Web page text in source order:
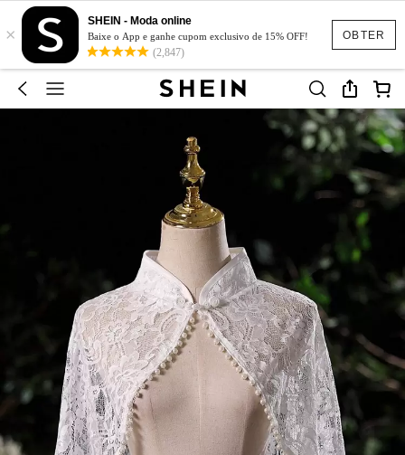
OBTER
×
SHEIN - Moda online
Baixe o App e ganhe cupom exclusivo de 15% OFF!
(2,847)